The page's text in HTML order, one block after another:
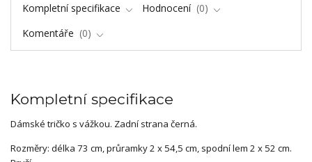
Kompletní specifikace Hodnocení
0
Komentáře
0
Kompletní specifikace
Dámské tričko s vážkou. Zadní strana černá.
Rozměry: délka 73 cm, průramky 2 x 54,5 cm, spodní lem 2 x 52 cm.